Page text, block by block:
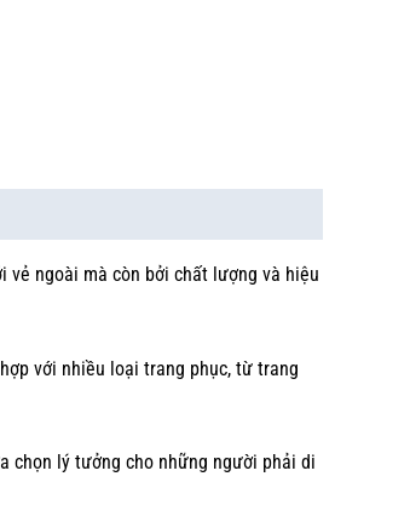
vẻ ngoài mà còn bởi chất lượng và hiệu
với nhiều loại trang phục, từ trang
chọn lý tưởng cho những người phải di